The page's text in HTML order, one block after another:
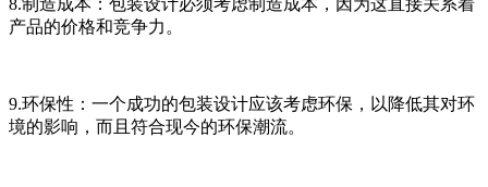
8.制造成本：包装设计必须考虑制造成本，因为这直接关系着
产品的价格和竞争力。
9.环保性：一个成功的包装设计应该考虑环保，以降低其对环
境的影响，而且符合现今的环保潮流。